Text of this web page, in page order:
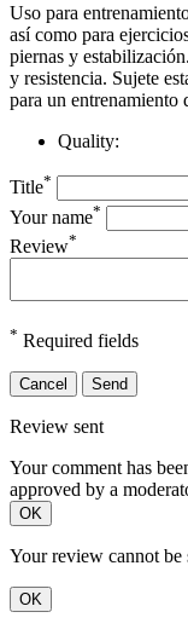
Uso para
así como para
piernas y estabilización.
y ​​resistencia. Sujete
para un entrenamiento
Quality:
Title*
Your name*
Review*
* Required fields
Cancel Send
Review sent
Your comment has
approved by a
OK
Your review cannot be
OK